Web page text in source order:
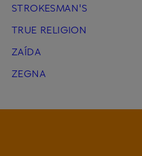
STROKESMAN'S
TRUE RELIGION
ZAÍDA
ZEGNA